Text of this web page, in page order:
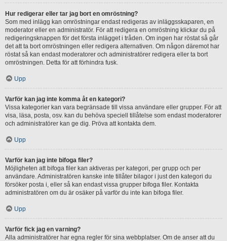
Hur redigerar eller tar jag bort en omröstning?
Som med inlägg kan omröstningar endast redigeras av inläggsskaparen, en
moderator eller en administratör. För att redigera en omröstning klickar du på
redigeringsknappen för det första inlägget i tråden. Om ingen har röstat så går
det att ta bort omröstningen eller redigera alternativen. Om någon däremot har
röstat så kan endast moderatorer och administratörer redigera eller ta bort
omröstningen. Detta för att förhindra fusk.
Upp
Varför kan jag inte komma åt en kategori?
Vissa kategorier kan vara begränsade till vissa användare eller grupper. För att
visa, läsa, posta, osv. kan du behöva speciell tillåtelse som endast moderatorer
och administratörer kan ge dig. Pröva att kontakta dem.
Upp
Varför kan jag inte bifoga filer?
Möjligheten att bifoga filer kan aktiveras per kategori, per grupp och per
användare. Administratören kanske inte tillåter bilagor i just den kategori du
försöker posta i, eller så kan endast vissa grupper bifoga filer. Kontakta
administratören om du är osäker på varför du inte kan bifoga filer.
Upp
Varför fick jag en varning?
Alla administratörer har egna regler för sina webbplatser. Om de anser att du